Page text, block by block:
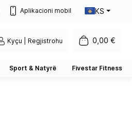
Aplikacioni mobil KS
Kyçu | Regjistrohu 0,00 €
Sport & Natyrë Fivestar Fitness